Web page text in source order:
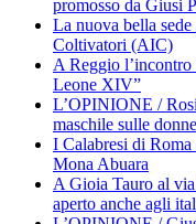
promosso da Giusi
La nuova bella
Coltivatori (AIC)
A Reggio
Leone XIV”
L’OPINIONE /
maschile sulle
I Calabresi di Roma
Mona Abuara
A Gioia Tauro al
aperto anche agli